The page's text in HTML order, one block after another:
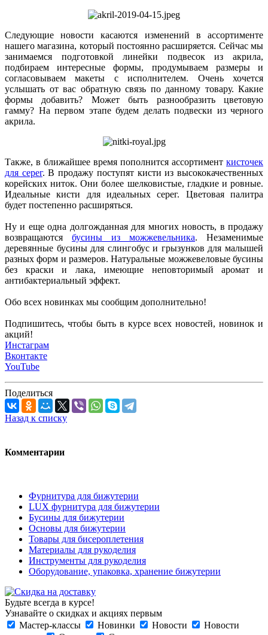
Следующие новости касаются изменений в ассортименте
нашего магазина, который постоянно расширяется. Сейчас мы
занимаемся подготовкой линейки подвесок из акрила,
подбираем интересные формы, продумываем размеры и
согласовываем макеты с исполнителем. Очень хочется
услышать от вас обратную связь по данному товару. Какие
формы добавить? Может быть разнообразить цветовую
гамму? На первом этапе будем делать подвески из черного
акрила.
Также, в ближайшее время пополнится ассортимент кисточек
для серег. В продажу поступят кисти из высококачественных
корейских ниток. Они более шелковистые, гладкие и ровные.
Идеальные кисти для идеальных серег. Цветовая палитра
будет постепенно расширяться.
Ну и еще одна долгожданная для многих новость, в продажу
возвращаются бусины из можжевельника. Незаменимые
деревянные бусины для слингобус и грызунков для малышей
разных форм и размеров. Натуральные можжевеловые бусины
без краски и лака, имеющие неповторимый аромат и
антибактериальный эффект.
Обо всех новинках мы сообщим дополнительно!
Подпишитесь, чтобы быть в курсе всех новостей, новинок и
акций!
Инстаграм
Вконтакте
YouTube
Поделиться
Назад к списку
Комментарии
Фурнитура для бижутерии
LUX фурнитура для бижутерии
Бусины для бижутерии
Основы для бижутерии
Товары для бисероплетения
Материалы для рукоделия
Инструменты для рукоделия
Оборудование, упаковка, хранение бижутерии
Будьте всегда в курсе!
Узнавайте о скидках и акциях первым
Мастер-классы
Новинки Новости
Новости